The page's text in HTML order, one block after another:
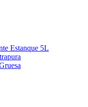
Estanque 5L